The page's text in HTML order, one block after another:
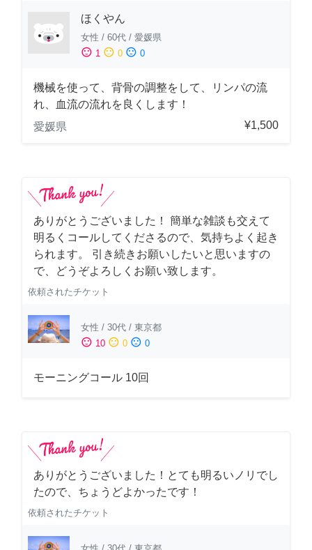
ほくやん
女性 / 60代 / 愛媛県
sentiment_satisfied 1 sentiment_neutral 0 sentiment_dissatisfied 0
機械を使って、背骨の調整をして、リンパの流
れ、血流の流れを良くします！
愛媛県
¥1,500
ありがとうございました！ 簡単な雑談も交えて
明るくコールしてくださるので、気持ちよく起き
られます。 引き続きお願いしたいと思いますの
で、どうぞよろしくお願い致します。
依頼されたチケット
女性 / 30代 / 東京都
sentiment_satisfied 10 sentiment_neutral 0 sentiment_dissatisfied 0
モーニングコール 10回
ありがとうございました！とても明るいノリでし
たので、ちょうどよかったです！
依頼されたチケット